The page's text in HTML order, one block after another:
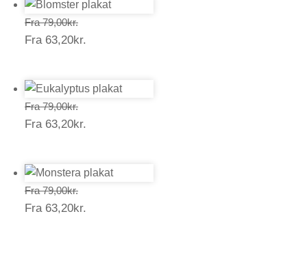
Fra 79,00kr.Prisinterval:
79,00kr.
Fra 63,20kr.
Fra 79,00kr.Prisinterval:
79,00kr.
Fra 63,20kr.
Fra 79,00kr.Prisinterval:
79,00kr.
Fra 63,20kr.